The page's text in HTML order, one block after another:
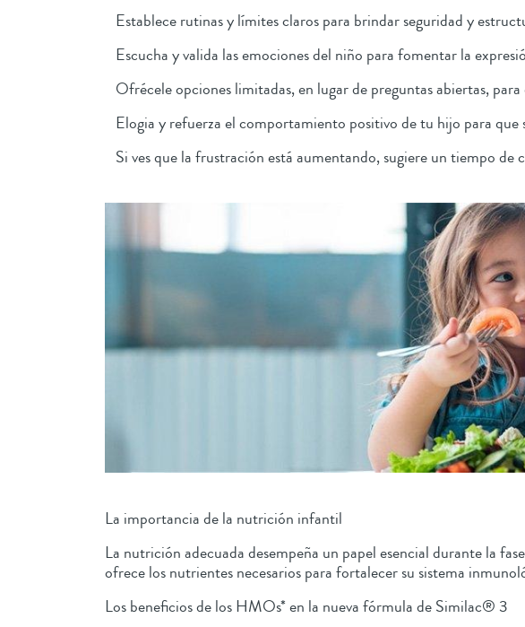
Establece rutinas y límites claros para brindar seguridad y
Escucha y valida las emociones del niño para fomentar la
Ofrécele opciones limitadas, en lugar de preguntas abiertas,
Elogia y refuerza el comportamiento positivo de tu hijo para
Si ves que la frustración está aumentando, sugiere un tiempo
La importancia de la nutrición infantil
La nutrición adecuada desempeña un papel esencial durante la
ofrece los nutrientes necesarios para fortalecer su sistema
Los beneficios de los HMOs* en la nueva fórmula de Similac® 3